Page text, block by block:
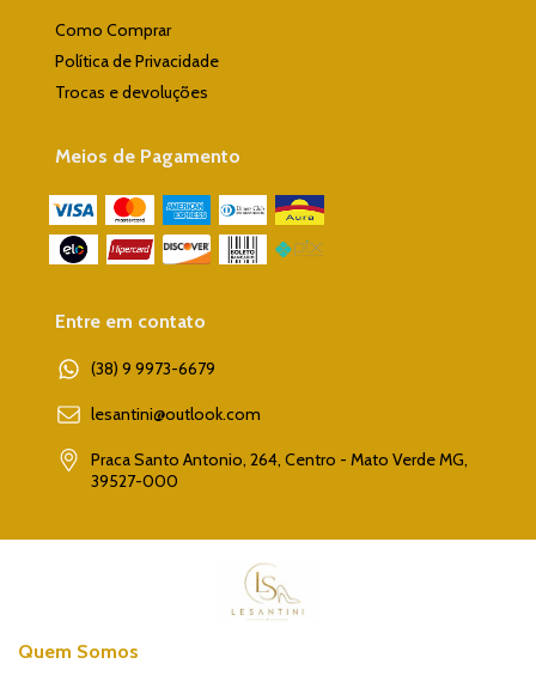
Como Comprar
Política de Privacidade
Trocas e devoluções
Meios de Pagamento
Entre em contato
(38) 9 9973-6679
lesantini@outlook.com
Praca Santo Antonio, 264, Centro - Mato Verde MG,
39527-000
Quem Somos